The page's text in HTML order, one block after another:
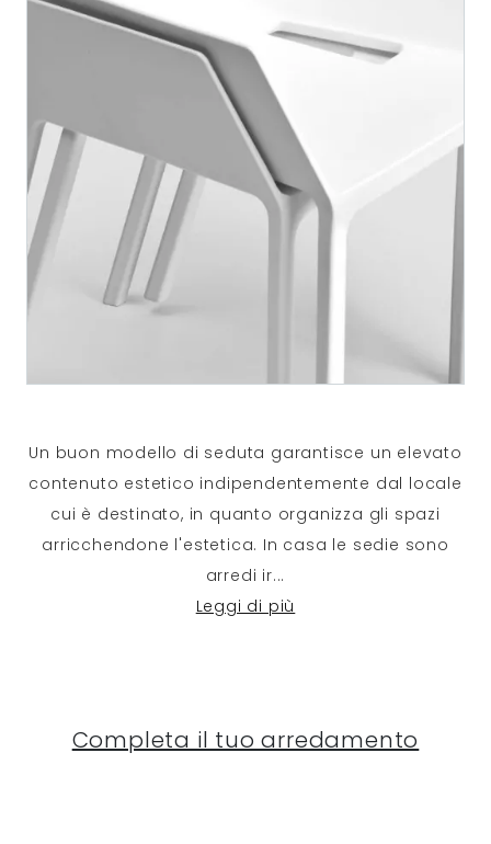
Un buon modello di seduta garantisce un elevato
contenuto estetico indipendentemente dal locale
cui è destinato, in quanto organizza gli spazi
arricchendone l'estetica. In casa le sedie sono
arredi ir...
Leggi di più
Completa il tuo arredamento